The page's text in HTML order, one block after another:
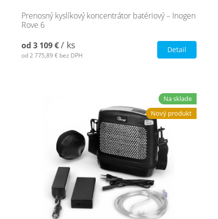
Prenosný kyslíkový koncentrátor batériový – Inogen
Rove 6
od 3 109 €/ ks
od2 775,89 € bez DPH
Detail
Na sklade
Nový produkt